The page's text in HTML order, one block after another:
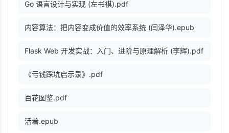
Go 语言设计与实现 (左书祺).pdf
内容算法：把内容变成价值的效率系统 (闫泽华).epub
Flask Web 开发实战：入门、进阶与原理解析 (李辉).pdf
《亏钱踩坑启示录》.pdf
百花图鉴.pdf
活着.epub